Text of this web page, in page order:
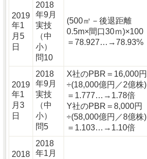
2019
年1
月5
日
2018
年9月
実技
（中
小）
問10
(500㎡－後退距離
0.5m×間口30ｍ)×100
＝78.927…→78.93%
2019
年1
月3
日
2018
年9月
実技
（中
小）
問5
X社のPBR＝16,000円
÷(18,000億円／2億株)
＝1.777…→1.78倍
Y社のPBR＝8,000円
÷(58,000億円／8億株)
＝1.103…→1.10倍
2018
2018
年1月